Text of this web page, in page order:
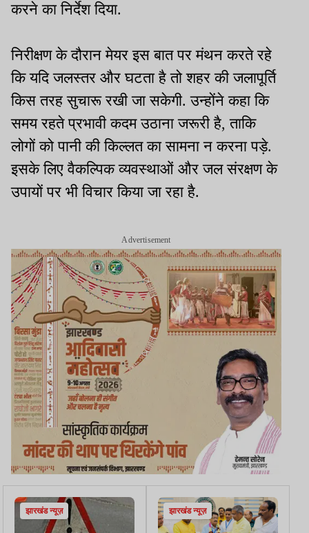
करने का निर्देश दिया.
निरीक्षण के दौरान मेयर इस बात पर मंथन करते रहे
कि यदि जलस्तर और घटता है तो शहर की जलापूर्ति
किस तरह सुचारू रखी जा सकेगी. उन्होंने कहा कि
समय रहते प्रभावी कदम उठाना जरूरी है, ताकि
लोगों को पानी की किल्लत का सामना न करना पड़े.
इसके लिए वैकल्पिक व्यवस्थाओं और जल संरक्षण के
उपायों पर भी विचार किया जा रहा है.
Advertisement
झारखंड न्यूज़ झारखंड न्यूज़